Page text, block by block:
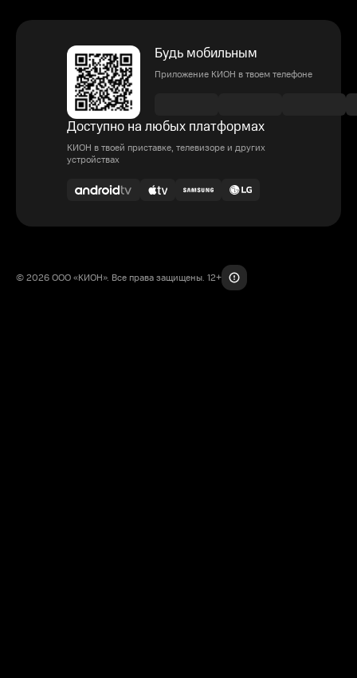
Будь мобильным
Приложение КИОН в твоем телефоне
Доступно на любых платформах
КИОН в твоей приставке, телевизоре и других
устройствах
© 2026 ООО «КИОН». Все права защищены. 12+